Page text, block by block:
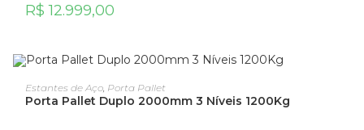
R$ 12.999,00
ADICIONAR AO CARRINHO
Estantes de Aço Porta Pallet
Porta Pallet Duplo 2000mm 3 Níveis 1200Kg